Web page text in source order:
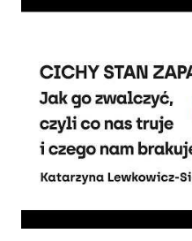
składników? Talerz, nie słupki
wegetarianizm, a zwłaszcza
wszystkie składniki będzie
słupkach? – Nie ma takiej
prezes Stowarzyszenia
Po Zdrowie. – Choć owszem,
komponowania diety
spożywamy, w jakich